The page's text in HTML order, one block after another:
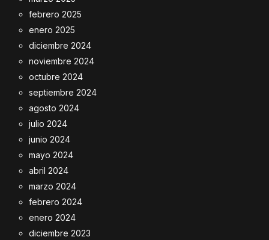
febrero 2025
enero 2025
diciembre 2024
noviembre 2024
octubre 2024
septiembre 2024
agosto 2024
julio 2024
junio 2024
mayo 2024
abril 2024
marzo 2024
febrero 2024
enero 2024
diciembre 2023